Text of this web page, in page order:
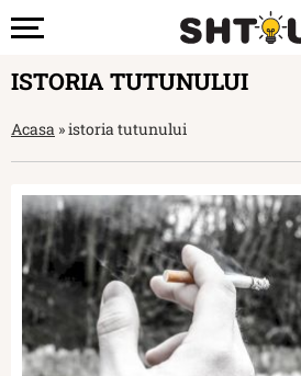
ISTORIA TUTUNULUI
Acasa »istoria tutunului